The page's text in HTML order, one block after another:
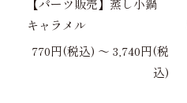
【パーツ販売】蒸し小鍋
キャラメル
770円(税込) 〜 3,740円(税
込)